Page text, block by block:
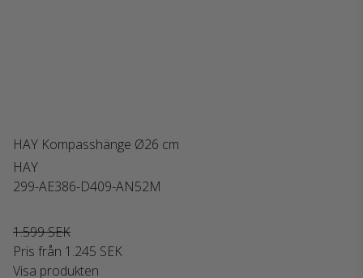
HAY Kompasshänge Ø26 cm
HAY
299-AE386-D409-AN52M
1.599 SEK
Pris från 1.245 SEK
Visa produkten